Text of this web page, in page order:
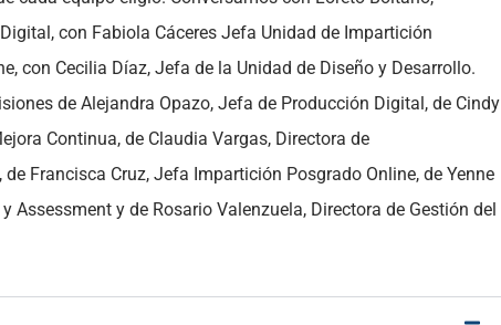
con Fabiola Cáceres Jefa Unidad de Impartición
con Cecilia Díaz, Jefa de la Unidad de Diseño y Desarrollo.
de Alejandra Opazo, Jefa de Producción Digital, de Cindy
Continua, de Claudia Vargas, Directora de
Francisca Cruz, Jefa Impartición Posgrado Online, de Yenne
Assessment y de Rosario Valenzuela, Directora de Gestión del